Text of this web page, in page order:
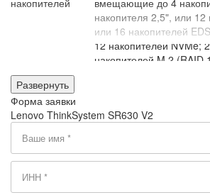
накопителей
вмещающие до 4
накопителя 2,5", или 12
или 16 накопителей
12 накопителей NVMe;
накопителей M.2 (RAID
Оперативная
память
макс. 8 ТБ, набранных
Intel®Optane™
Развернуть
Форма заявки
Lenovo ThinkSystem SR630 V2